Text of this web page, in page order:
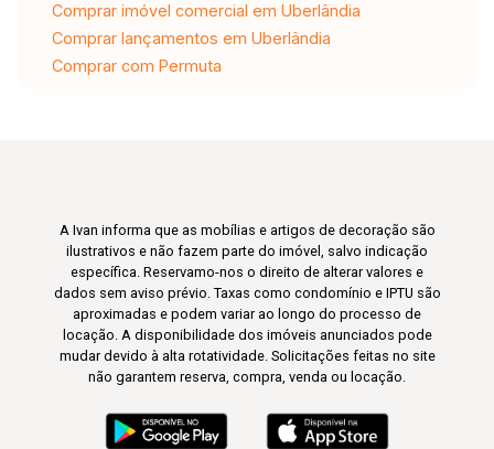
Comprar imóvel comercial em Uberlândia
Comprar lançamentos em Uberlândia
Comprar com Permuta
A Ivan informa que as mobílias e artigos de decoração são
ilustrativos e não fazem parte do imóvel, salvo indicação
específica. Reservamo-nos o direito de alterar valores e
dados sem aviso prévio. Taxas como condomínio e IPTU são
aproximadas e podem variar ao longo do processo de
locação. A disponibilidade dos imóveis anunciados pode
mudar devido à alta rotatividade. Solicitações feitas no site
não garantem reserva, compra, venda ou locação.